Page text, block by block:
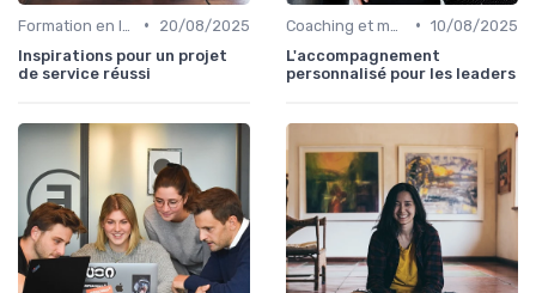
•
20/08/2025
Inspirations pour un projet
de service réussi
• 10/08/2025
L'accompagnement
personnalisé pour les leaders